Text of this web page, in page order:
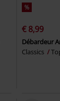
%
€ 8,99
Débardeur
Classics